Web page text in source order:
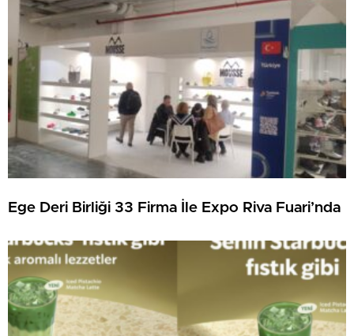
Ege Deri Birliği 33 Firma İle Expo Riva Fuari’nda